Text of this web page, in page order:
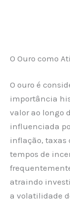
O Ouro como
O ouro é
importância
valor ao longo
influenciada
inflação, taxas
tempos de
atraindo
a volatilidade